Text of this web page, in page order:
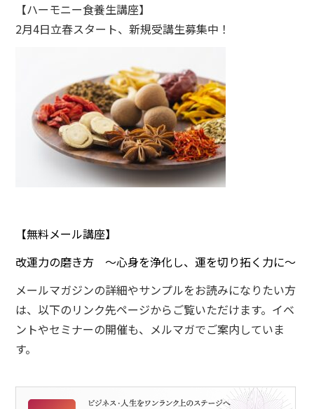
【ハーモニー食養生講座】
2月4日立春スタート、新規受講生募集中！
【無料メール講座】
改運力の磨き方 ～心身を浄化し、運を切り拓く力に～
メールマガジンの詳細やサンプルをお読みになりたい方
は、以下のリンク先ページからご覧いただけます。イベ
ントやセミナーの開催も、メルマガでご案内していま
す。